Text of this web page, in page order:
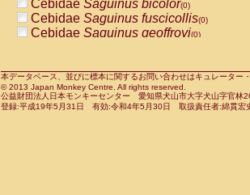
CercopithecidaeCercocebus
CercopithecidaeCercocebushybrid
CercopithecidaePapio anubis(0)
CercopithecidaePapio cynocephalus
CercopithecidaePapio hamadryas(0)
Cebidae Saguinus bicolor(0)
Cebidae Saguinus fuscicollis(0)
Cebidae Saguinus geoffroyi(0)
CebidaeSaguinus leucopus(0)
CebidaeSaguinus midas(0)
Cebidae Saguinus mystax(0)
本データベース、並びに標本に関するお問い合わせはキュレータ
© 2013 Japan Monkey Centre. All rights reserved.
公益財団法人日本モンキーセンター 愛知県犬山市大字犬山字官
登録:平成19年5月31日 有効:令和4年5月30日 取扱責任者:綿貫宏